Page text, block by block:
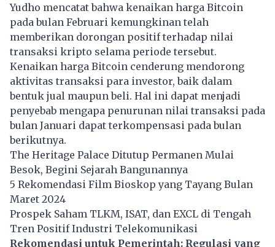
Yudho mencatat bahwa kenaikan harga Bitcoin
pada bulan Februari kemungkinan telah
memberikan dorongan positif terhadap nilai
transaksi kripto selama periode tersebut.
Kenaikan harga Bitcoin cenderung mendorong
aktivitas transaksi para investor, baik dalam
bentuk jual maupun beli. Hal ini dapat menjadi
penyebab mengapa penurunan nilai transaksi pada
bulan Januari dapat terkompensasi pada bulan
berikutnya.
The Heritage Palace Ditutup Permanen Mulai
Besok, Begini Sejarah Bangunannya
5 Rekomendasi Film Bioskop yang Tayang Bulan
Maret 2024
Prospek Saham TLKM, ISAT, dan EXCL di Tengah
Tren Positif Industri Telekomunikasi
Rekomendasi untuk Pemerintah: Regulasi yang